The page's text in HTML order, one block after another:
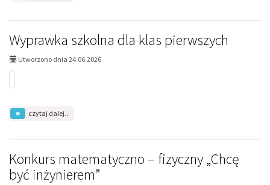
otwarty
uczniów
pierwszych
Wyprawka szkolna dla klas pierwszych
Utworzono dnia 24.06.2026
czytaj dalej...
szkolna
dla
klas
pierwszych
Konkurs matematyczno – fizyczny „Chcę
być inżynierem”